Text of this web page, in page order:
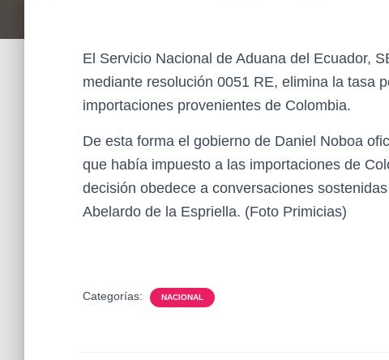
El Servicio Nacional de Aduana del Ecuador,
mediante resolución 0051 RE, elimina la tasa
importaciones provenientes de Colombia.
De esta forma el gobierno de Daniel Noboa
que había impuesto a las importaciones de
decisión obedece a conversaciones
Abelardo de la Espriella. (Foto Primicias)
Categorías: NACIONAL